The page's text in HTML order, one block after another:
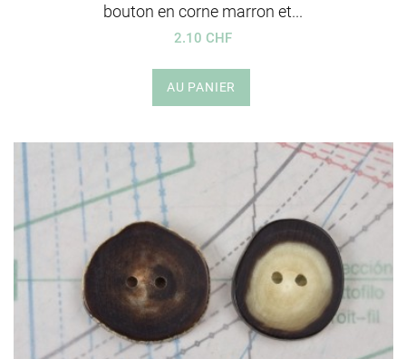
bouton en corne marron et...
2.10 CHF
AU PANIER